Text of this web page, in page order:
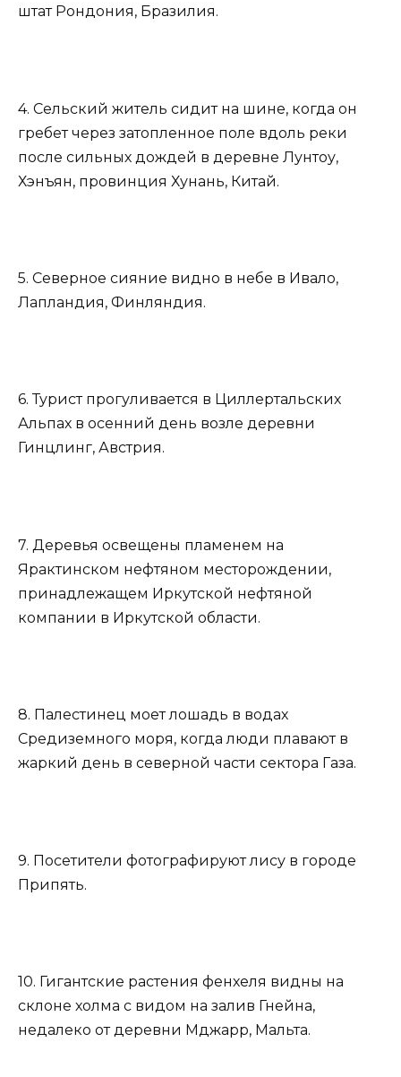
штат Рондония, Бразилия.
4. Сельский житель сидит на шине, когда он
гребет через затопленное поле вдоль реки
после сильных дождей в деревне Лунтоу,
Хэнъян, провинция Хунань, Китай.
5. Северное сияние видно в небе в Ивало,
Лапландия, Финляндия.
6. Турист прогуливается в Циллертальских
Альпах в осенний день возле деревни
Гинцлинг, Австрия.
7. Деревья освещены пламенем на
Ярактинском нефтяном месторождении,
принадлежащем Иркутской нефтяной
компании в Иркутской области.
8. Палестинец моет лошадь в водах
Средиземного моря, когда люди плавают в
жаркий день в северной части сектора Газа.
9. Посетители фотографируют лису в городе
Припять.
10. Гигантские растения фенхеля видны на
склоне холма с видом на залив Гнейна,
недалеко от деревни Мджарр, Мальта.